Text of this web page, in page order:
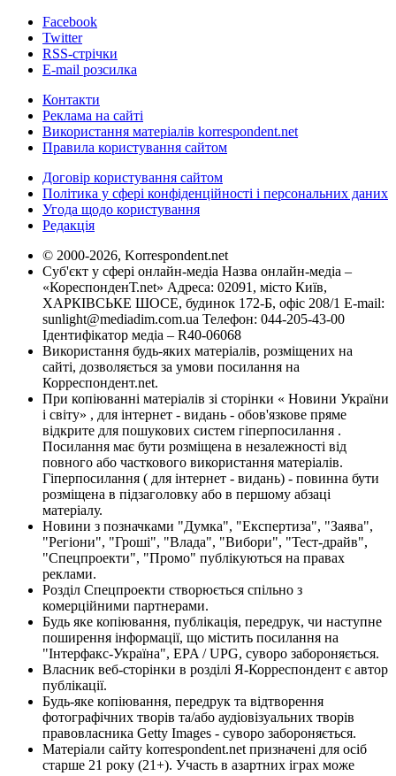
Facebook
Twitter
RSS-стрічки
E-mail розсилка
Контакти
Реклама на сайті
Використання матеріалів korrespondent.net
Правила користування сайтом
Договір користування сайтом
Політика у сфері конфіденційності і персональних даних
Угода щодо користування
Редакція
© 2000-2026, Korrespondent.net
Суб'єкт у сфері онлайн-медіа Назва онлайн-медіа –
«КореспонденТ.net» Адреса: 02091, місто Київ,
ХАРКІВСЬКЕ ШОСЕ, будинок 172-Б, офіс 208/1 E-mail:
sunlight@mediadim.com.ua Телефон: 044-205-43-00
Ідентифікатор медіа – R40-06068
Використання будь-яких матеріалів, розміщених на
сайті, дозволяється за умови посилання на
Корреспондент.net.
При копіюванні матеріалів зі сторінки « Новини України
і світу» , для інтернет - видань - обов'язкове пряме
відкрите для пошукових систем гіперпосилання .
Посилання має бути розміщена в незалежності від
повного або часткового використання матеріалів.
Гіперпосилання ( для інтернет - видань) - повинна бути
розміщена в підзаголовку або в першому абзаці
матеріалу.
Новини з позначками "Думка", "Експертиза", "Заява",
"Регіони", "Гроші", "Влада", "Вибори", "Тест-драйв",
"Спецпроекти", "Промо" публікуються на правах
реклами.
Розділ Спецпроекти створюється спільно з
комерційними партнерами.
Будь яке копіювання, публікація, передрук, чи наступне
поширення інформації, що містить посилання на
"Інтерфакс-Україна", EPA / UPG, суворо забороняється.
Власник веб-сторінки в розділі Я-Корреспондент є автор
публікації.
Будь-яке копіювання, передрук та відтворення
фотографічних творів та/або аудіовізуальних творів
правовласника Getty Images - суворо забороняється.
Матеріали сайту korrespondent.net призначені для осіб
старше 21 року (21+). Участь в азартних іграх може